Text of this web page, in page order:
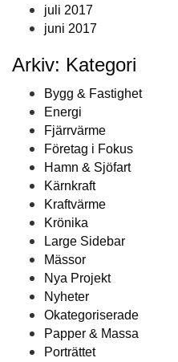
juli 2017
juni 2017
Arkiv: Kategori
Bygg & Fastighet
Energi
Fjärrvärme
Företag i Fokus
Hamn & Sjöfart
Kärnkraft
Kraftvärme
Krönika
Large Sidebar
Mässor
Nya Projekt
Nyheter
Okategoriserade
Papper & Massa
Porträttet